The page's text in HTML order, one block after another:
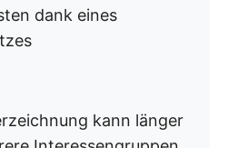
dank eines
kann länger